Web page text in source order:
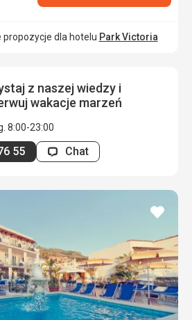
propozycje dla hotelu Park Victoria
z naszej wiedzy i
wakacje marzeń
8:00-23:00
55 Chat
dodaj